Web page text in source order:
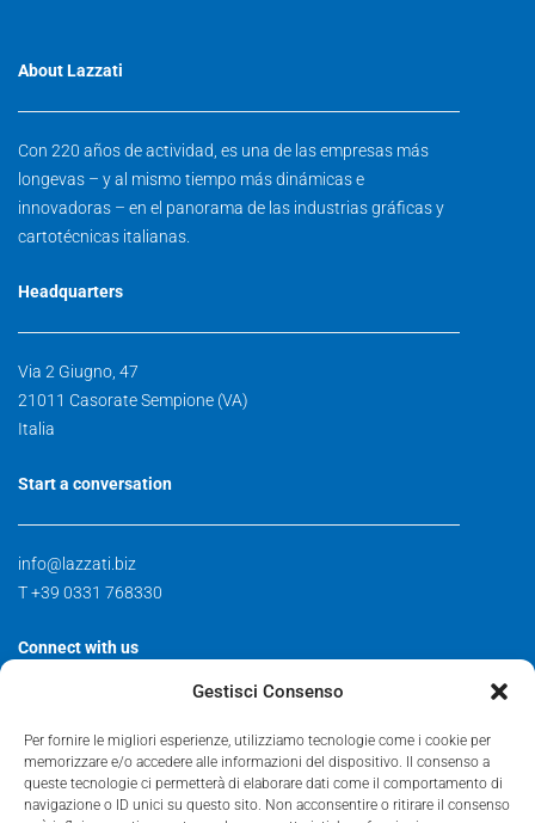
Gestisci Consenso
Per fornire le migliori esperienze, utilizziamo tecnologie come i cookie per
memorizzare e/o accedere alle informazioni del dispositivo. Il consenso a
queste tecnologie ci permetterà di elaborare dati come il comportamento di
navigazione o ID unici su questo sito. Non acconsentire o ritirare il consenso
About Lazzati
Con 220 años de actividad, es una de las empresas más
longevas – y al mismo tiempo más dinámicas e
innovadoras – en el panorama de las industrias gráficas y
cartotécnicas italianas.
Headquarters
Via 2 Giugno, 47
21011 Casorate Sempione (VA)
Italia
Start a conversation
info@lazzati.biz
T +39 0331 768330
Connect with us
Facebook
Instagram